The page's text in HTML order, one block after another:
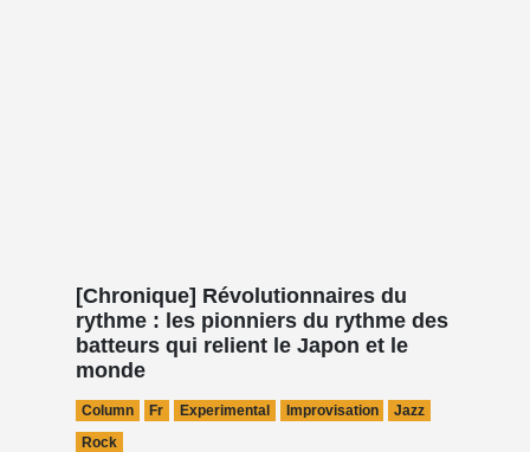
[Chronique] Révolutionnaires du
rythme : les pionniers du rythme des
batteurs qui relient le Japon et le
monde
Column Fr Experimental Improvisation
Jazz
Rock